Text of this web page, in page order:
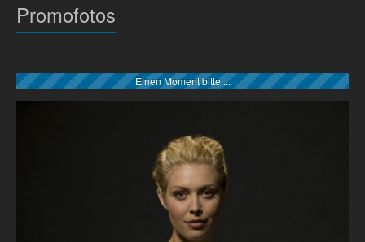
Promofotos
Einen Moment bitte ...